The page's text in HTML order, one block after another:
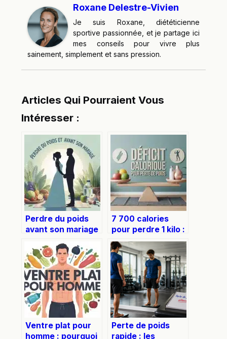
Roxane Delestre-Vivien
Je suis Roxane, diététicienne
sportive passionnée, et je partage ici
mes conseils pour vivre plus
sainement, simplement et sans pression.
Articles Qui Pourraient Vous
Intéresser :
Perdre du poids
avant son mariage
pour réussir ses
essayages sans
stress
7 700 calories
pour perdre 1 kilo :
la réalité
scientifique
derrière le chiffre
Ventre plat pour
homme : pourquoi
Perte de poids
rapide : les